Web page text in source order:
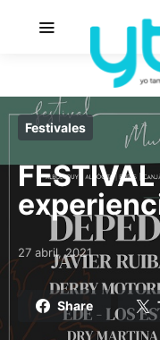
Festivales
Posted on
27 abril, 2021
Share